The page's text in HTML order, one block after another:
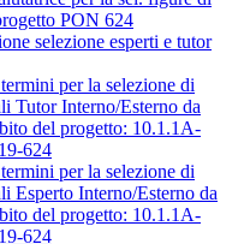
PON 624
selezione esperti e tutor
per la selezione di
Tutor Interno/Esterno da
del progetto: 10.1.1A-
624
per la selezione di
Esperto Interno/Esterno da
del progetto: 10.1.1A-
624